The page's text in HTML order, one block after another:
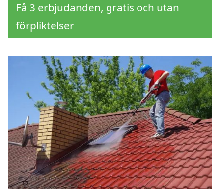
Få 3 erbjudanden, gratis och utan
förpliktelser